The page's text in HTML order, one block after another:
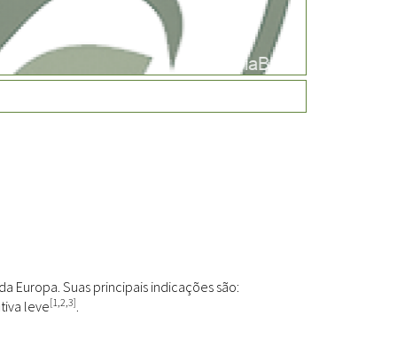
Europa. Suas principais indicações são:
leve[1,2,3]